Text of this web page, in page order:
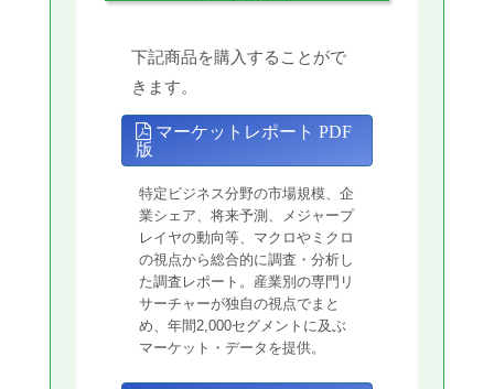
下記商品を購入することがで
きます。
マーケットレポート PDF
版
特定ビジネス分野の市場規模、企
業シェア、将来予測、メジャープ
レイヤの動向等、マクロやミクロ
の視点から総合的に調査・分析し
た調査レポート。産業別の専門リ
サーチャーが独自の視点でまと
め、年間2,000セグメントに及ぶ
マーケット・データを提供。